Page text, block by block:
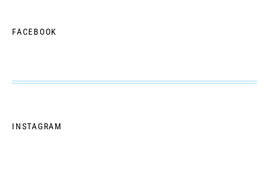
FACEBOOK
INSTAGRAM